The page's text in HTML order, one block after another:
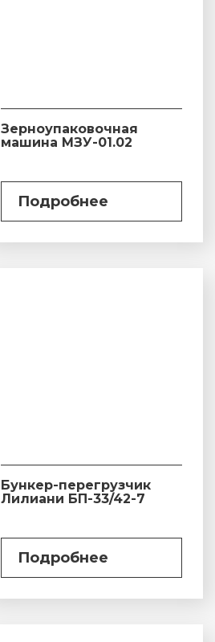
Зерноупаковочная
машина МЗУ-01.02
Подробнее
Бункер-перегрузчик
Лилиани БП-33/42-7
Подробнее